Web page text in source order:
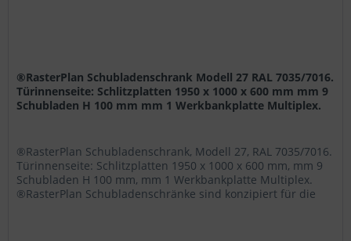
®RasterPlan Schubladenschrank Modell 27 RAL 7035/7016.
Türinnenseite: Schlitzplatten 1950 x 1000 x 600 mm mm 9
Schubladen H 100 mm mm 1 Werkbankplatte Multiplex.
®RasterPlan Schubladenschrank, Modell 27, RAL 7035/7016.
Türinnenseite: Schlitzplatten 1950 x 1000 x 600 mm, mm 9
Schubladen H 100 mm, mm 1 Werkbankplatte Multiplex.
®RasterPlan Schubladenschränke sind konzipiert für die